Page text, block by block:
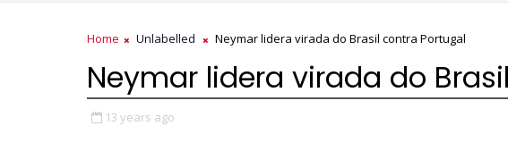
Home Unlabelled Neymar lidera virada do Brasil contra Portugal
Neymar lidera virada do
13 years ago